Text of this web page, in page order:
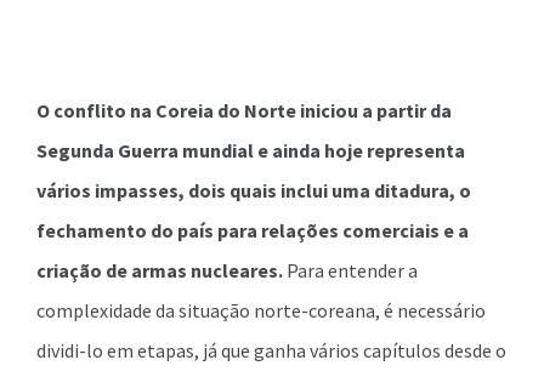
O conflito na Coreia do Norte iniciou a partir da
Segunda Guerra mundial e ainda hoje representa
vários impasses, dois quais inclui uma ditadura, o
fechamento do país para relações comerciais e a
criação de armas nucleares. Para entender a
complexidade da situação norte-coreana, é necessário
dividi-lo em etapas, já que ganha vários capítulos desde o